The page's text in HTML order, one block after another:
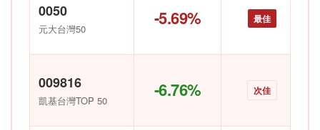
0050
元大台灣50 -5.69% 最佳
009816
凱基台灣TOP 50 -6.76% 次佳